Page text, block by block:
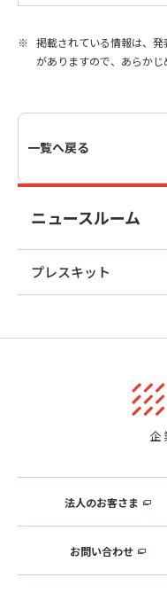
掲載されている情報は、
がありますので、あらかじ
一覧へ戻る
ニュースルーム
プレスキット
企
法人のお客さま
お問い合わせ